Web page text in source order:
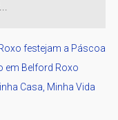
festejam a Páscoa
em Belford Roxo
Casa, Minha Vida